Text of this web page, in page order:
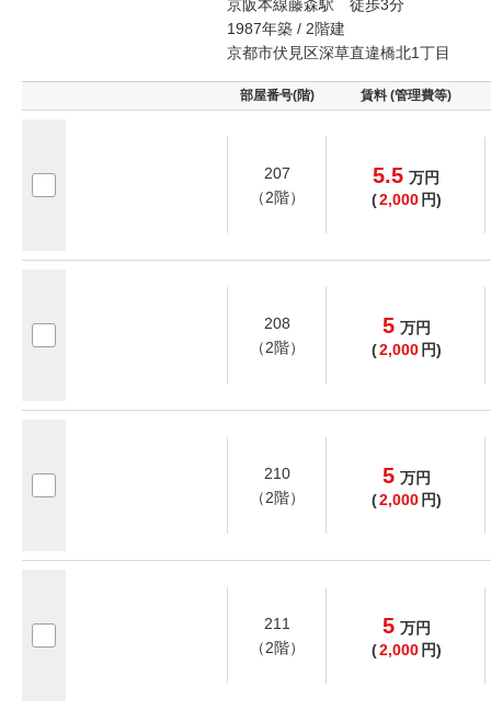
京阪本線藤森駅 徒歩3分
1987年築 / 2階建
京都市伏見区深草直違橋北1丁目
部屋番号(階) 賃料 (管理費等)
207
（2階）
5.5 万円
(2,000 円)
208
（2階）
5 万円
(2,000 円)
210
（2階）
5 万円
(2,000 円)
211
（2階）
5 万円
(2,000 円)